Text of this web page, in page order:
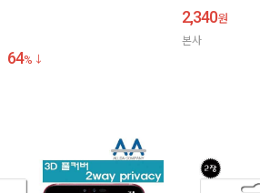
64%
2,340원
본사